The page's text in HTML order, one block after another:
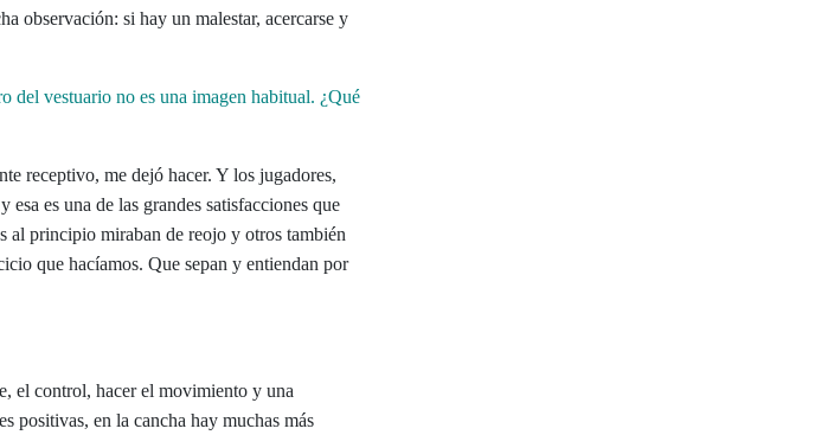
observación: si hay un malestar, acercarse y
del vestuario no es una imagen habitual. ¿Qué
receptivo, me dejó hacer. Y los jugadores,
es una de las grandes satisfacciones que
al principio miraban de reojo y otros también
que hacíamos. Que sepan y entiendan por
el control, hacer el movimiento y una
positivas, en la cancha hay muchas más